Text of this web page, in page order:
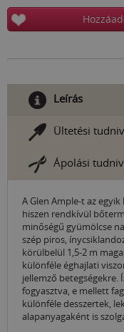
Leírás
Ültetési
Ápolási
A Glen Ample-t az
hiszen rendkívül
minőségű gyümölcse
szép piros,
körülbelül 1,5-2 m
különféle éghajlati
jellemző betegségekre.
fogyasztva, e mellett
különféle desszertek,
alapanyagaként is